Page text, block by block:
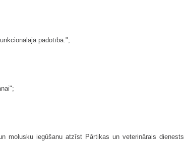
padotībā.";
molusku iegūšanu atzīst Pārtikas un veterinārais dienests